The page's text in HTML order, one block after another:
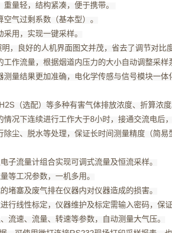
量轻，结构紧凑，便于携带。
气过剩系数（基本型）。
用，实现一键采样。
，良好的人机界面图文并茂，省去了调节对比
作流量，根据烟道内压力的大小自动调整采样
量结果更加准确，电化学传感与信号模块一
（选配）等多种有害气体排放浓度、折算浓度
况下连续进行工作大于8小时，接通交流电后
尘、脱水等处理，保证长时间测量精度（简
子流量计组合实现可调式流量及恒流采样。
等工况参数，一机多用。
堵塞及废气排在仪器内对仪器造成的损害。
行线性标定，仪器维护及标定需输入密码，保
流速、流量、转速等参数，自动测量大气压。